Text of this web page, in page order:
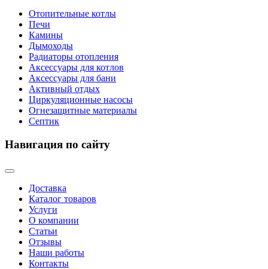
Отопительные котлы
Печи
Камины
Дымоходы
Радиаторы отопления
Аксессуары для котлов
Аксессуары для бани
Активный отдых
Циркуляционные насосы
Огнезащитные материалы
Септик
Навигация по сайту
Доставка
Каталог товаров
Услуги
О компании
Статьи
Отзывы
Наши работы
Контакты